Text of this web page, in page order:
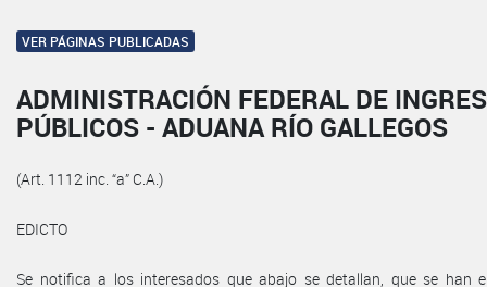
VER PÁGINAS PUBLICADAS
ADMINISTRACIÓN FEDERAL DE
PÚBLICOS - ADUANA RÍO GALLEGOS
(Art. 1112 inc. “a” C.A.)
EDICTO
Se notifica a los interesados que abajo se detallan, que se han